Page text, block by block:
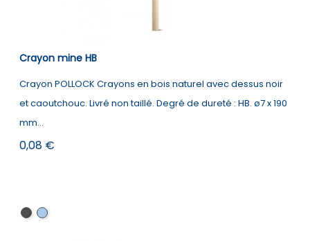
Crayon mine HB
Crayon POLLOCK Crayons en bois naturel avec dessus noir
et caoutchouc. Livré non taillé. Degré de dureté : HB. ø7 x 190
mm...
Prix
0,08 €
NoirBleu